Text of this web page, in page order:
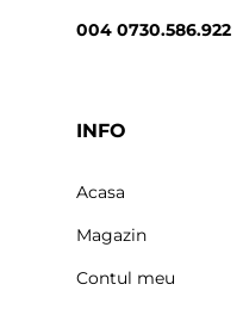
004 0730.586.922
INFO
Acasa
Magazin
Contul meu